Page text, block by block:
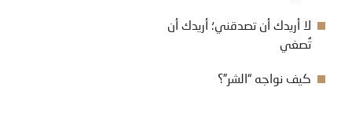
لا أريدك أن تصدقني؛ أريدك أن
تُصغي
كيف نواجه “الشر”؟